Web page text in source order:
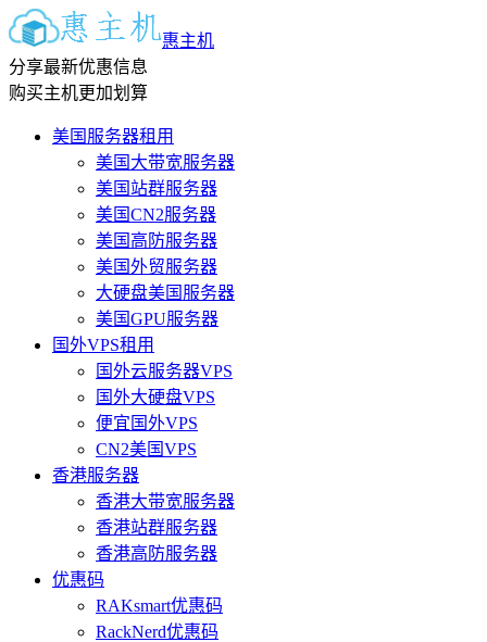
惠主机
分享最新优惠信息
购买主机更加划算
美国服务器租用
美国大带宽服务器
美国站群服务器
美国CN2服务器
美国高防服务器
美国外贸服务器
大硬盘美国服务器
美国GPU服务器
国外VPS租用
国外云服务器VPS
国外大硬盘VPS
便宜国外VPS
CN2美国VPS
香港服务器
香港大带宽服务器
香港站群服务器
香港高防服务器
优惠码
RAKsmart优惠码
RackNerd优惠码